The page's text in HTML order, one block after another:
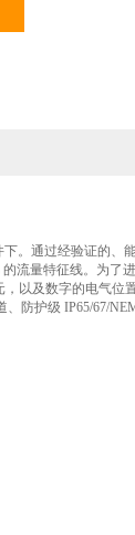
。通过经验证的、
流量特征线。为了
，以及数字的电气位
防护级 IP65/67/